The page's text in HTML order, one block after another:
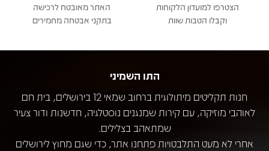
הצטרפו למועדון הלקוחות
וקבלו הטבות שוות
האתר מאובטח לרכישה
בתקני אבטחה מחמירים
התו השמיני
חנות תקליטים מיתולוגית ברחוב שמאי 12 בירושלים, בית חם
לאוהבי מוזיקה, עם קירות שמנגנים נוסטלגיה, חדשנות ודור צעיר
שמתאהב בצלילים.
אחרי לא מעט התלבטויות פתחנו אתר, כדי שגם מחוץ לירושלים